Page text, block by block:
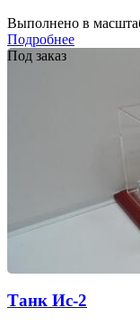
Выполнено в
Подробнее
Под заказ
Танк Ис-2